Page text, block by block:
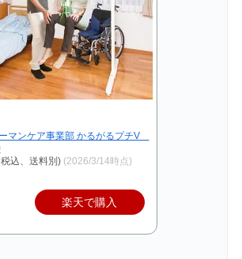
マンケア事業部 かるがるプチV
込、送料別) (2026/3/14時点)
楽天で購入